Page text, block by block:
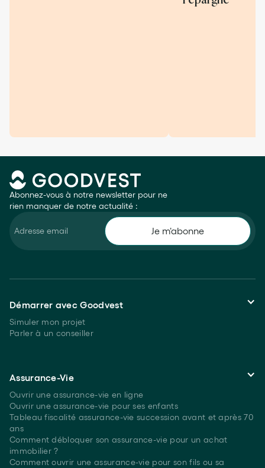
Abonnez-vous à notre newsletter pour ne
rien manquer de notre actualité :
Démarrer avec Goodvest
Simuler mon projet
Parler à un conseiller
Assurance-Vie
Ouvrir une assurance-vie en ligne
Ouvrir une assurance-vie pour ses enfants
Tableau fiscalité assurance-vie succession avant et après 70
ans
Comment débloquer son assurance-vie pour un achat
immobilier ?
Comment ouvrir une assurance-vie pour son fils ou sa